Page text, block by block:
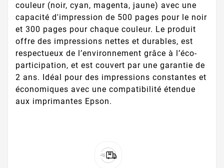
couleur (noir, cyan, magenta, jaune) avec une
capacité d'impression de 500 pages pour le noir
et 300 pages pour chaque couleur. Le produit
offre des impressions nettes et durables, est
respectueux de l’environnement grâce à l’éco-
participation, et est couvert par une garantie de
2 ans. Idéal pour des impressions constantes et
économiques avec une compatibilité étendue
aux imprimantes Epson.